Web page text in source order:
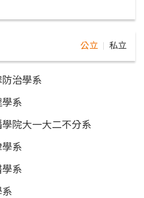
公立 私立
治學系
系
院大一大二不分系
系
系